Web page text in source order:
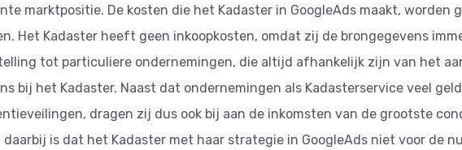
marktpositie. De kosten die het Kadaster in GoogleAds maakt, worden
Het Kadaster heeft geen inkoopkosten, omdat zij de brongegevens
tot particuliere ondernemingen, die altijd afhankelijk zijn van het
bij het Kadaster. Naast dat ondernemingen als Kadasterservice veel
dragen zij dus ook bij aan de inkomsten van de grootste
daarbij is dat het Kadaster met haar strategie in GoogleAds niet voor de